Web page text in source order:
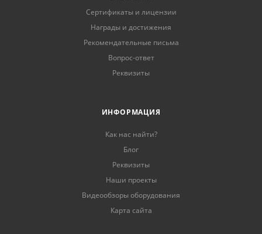
Сертификаты и лицензии
Награды и достижения
Рекомендательные письма
Вопрос-ответ
Реквизиты
ИНФОРМАЦИЯ
Как нас найти?
Блог
Реквизиты
Наши проекты
Видеообзоры оборудования
Карта сайта